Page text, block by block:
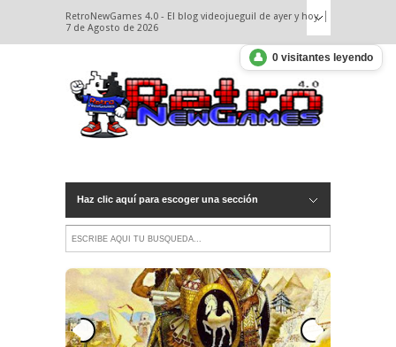
RetroNewGames 4.0 - El blog videojueguil de ayer y hoy.
7 de Agosto de 2026
Haz clic aquí para escoger una sección
👤 0 visitantes leyendo